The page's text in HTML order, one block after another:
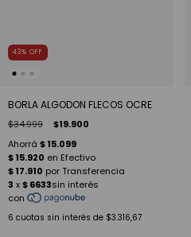
43% OFF
BORLA ALGODON FLECOS OCRE
$34.999 $19.900
6 cuotas sin interés de $3.316,67